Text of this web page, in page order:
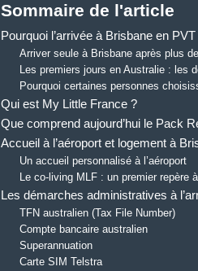
Sommaire de l'article
Pourquoi l’arrivée à Brisbane en
Arriver seule à Brisbane après plus
Les premiers jours en Australie : les
Pourquoi certaines personnes
Qui est My Little France ?
Que comprend aujourd’hui le Pack
Accueil à l’aéroport et logement à
Un accueil personnalisé à l’aéroport
Le co-living MLF : un premier repère
Les démarches administratives à
TFN australien (Tax File Number)
Compte bancaire australien
Superannuation
Carte SIM Telstra